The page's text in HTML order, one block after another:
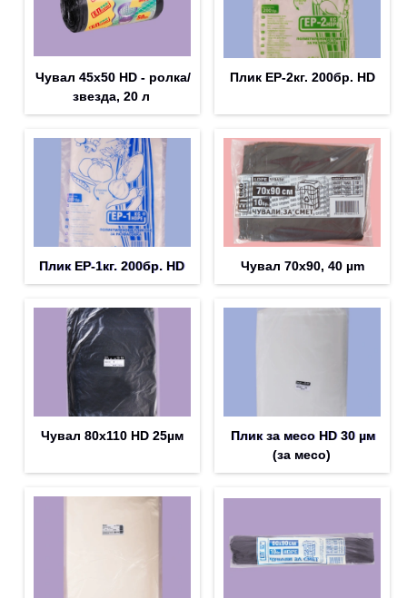
Чувал 45х50 HD - ролка/
звезда, 20 л
Плик EP-2кг. 200бр. HD
Плик EP-1кг. 200бр. HD Чувал 70х90, 40 µm
Чувал 80х110 HD 25µм
Плик за месо HD 30 µм
(за месо)